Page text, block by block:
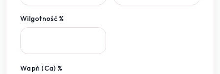
Wilgotność %
Wapń (Ca) %